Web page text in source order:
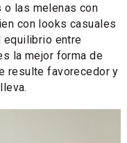
las melenas con
con looks casuales
equilibrio entre
la mejor forma de
resulte favorecedor y